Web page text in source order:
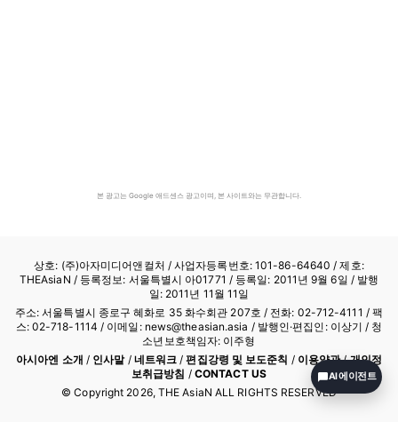
본 광고는 Google 애드센스 광고이며, 본 사이트와는 무관합니다.
상호: (주)아자미디어앤컬처 /사업자등록번호: 101-86-64640 / 제호:
THEAsiaN / 등록정보: 서울특별시 아01771 / 등록일: 2011년 9월 6일 / 발행
일: 2011년 11월 11일
주소: 서울특별시 종로구 혜화로 35 화수회관 207호 / 전화: 02-712-4111 / 팩
스: 02-718-1114 / 이메일: news@theasian.asia / 발행인·편집인: 이상기 / 청
소년보호책임자: 이주형
아시아엔 소개 / 인사말/ 네트워크 /편집강령 및 보도준칙 / 이용약관/개인정
보취급방침 / CONTACT US
© Copyright 2026, THE AsiaN ALL RIGHTS RESERVED
AI 에이전트